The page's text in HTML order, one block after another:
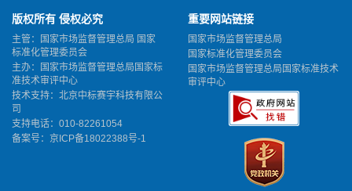
版权所有 侵权必究
主管：国家市场监督管理总局 国家
标准化管理委员会
主办：国家市场监督管理总局国家标
准技术审评中心
技术支持：北京中标赛宇科技有限公
司
支持电话：010-82261054
备案号： 京ICP备18022388号-1
重要网站链接
国家市场监督管理总局
国家标准化管理委员会
国家市场监督管理总局国家标准技术
审评中心